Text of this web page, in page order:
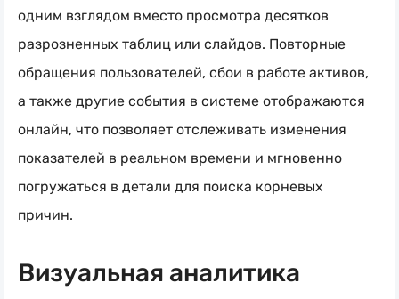
одним взглядом вместо просмотра десятков
разрозненных таблиц или слайдов. Повторные
обращения пользователей, сбои в работе активов,
а также другие события в системе отображаются
онлайн, что позволяет отслеживать изменения
показателей в реальном времени и мгновенно
погружаться в детали для поиска корневых
причин.
Визуальная аналитика